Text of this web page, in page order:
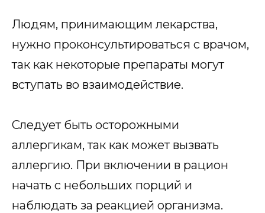
Людям, принимающим лекарства,
нужно проконсультироваться с врачом,
так как некоторые препараты могут
вступать во взаимодействие.
Следует быть осторожными
аллергикам, так как может вызвать
аллергию. При включении в рацион
начать с небольших порций и
наблюдать за реакцией организма.